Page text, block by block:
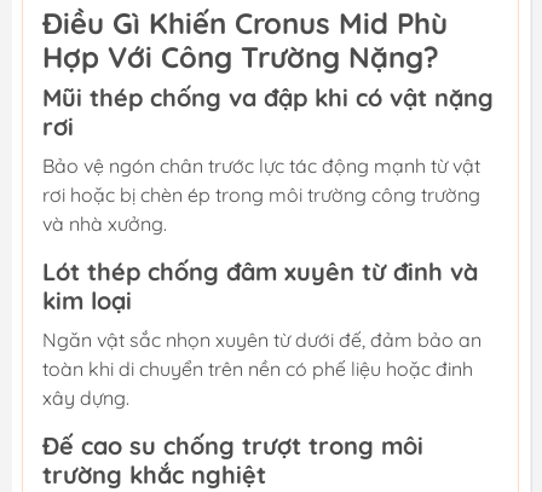
Điều Gì Khiến Cronus Mid Phù
Hợp Với Công Trường Nặng?
Mũi thép chống va đập khi có vật nặng
rơi
Bảo vệ ngón chân trước lực tác động mạnh từ vật
rơi hoặc bị chèn ép trong môi trường công trường
và nhà xưởng.
Lót thép chống đâm xuyên từ đinh và
kim loại
Ngăn vật sắc nhọn xuyên từ dưới đế, đảm bảo an
toàn khi di chuyển trên nền có phế liệu hoặc đinh
xây dựng.
Đế cao su chống trượt trong môi
trường khắc nghiệt